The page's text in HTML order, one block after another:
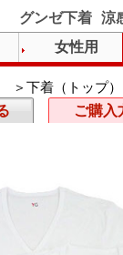
グンゼ下着 涼
＞下着（トップ
ご購入
女性用